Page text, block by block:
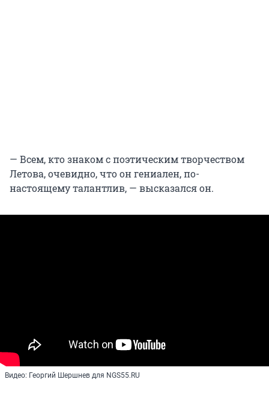
— Всем, кто знаком с поэтическим творчеством
Летова, очевидно, что он гениален, по-
настоящему талантлив, — высказался он.
Видео: Георгий Шершнев для NGS55.RU